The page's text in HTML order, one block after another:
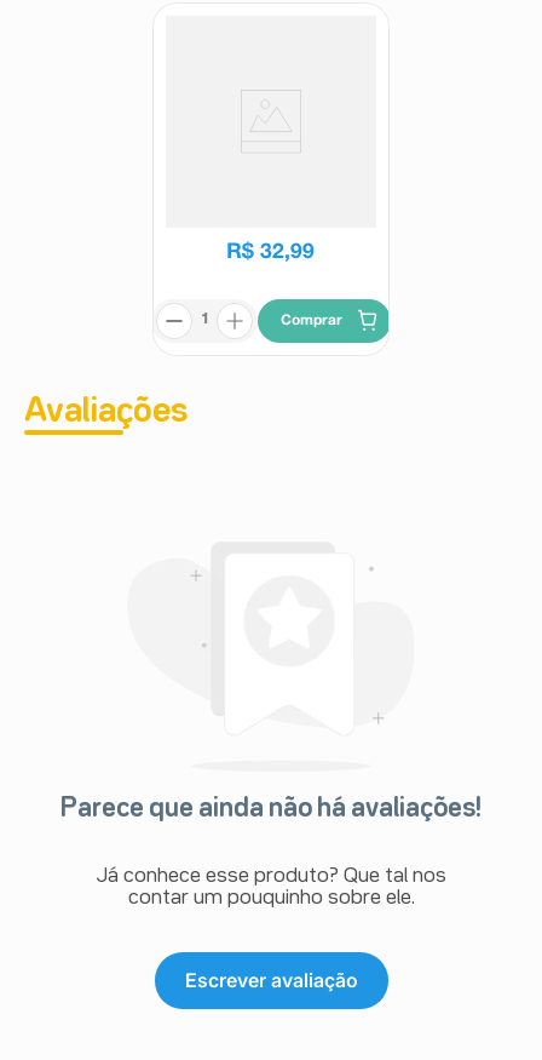
R$ 32,99
Comprar
Avaliações
Parece que ainda não há avaliações!
Já conhece esse produto? Que tal nos
contar um pouquinho sobre ele.
Escrever avaliação